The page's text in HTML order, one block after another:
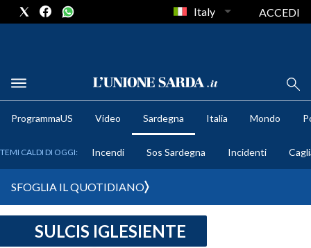
METEO
CRONACA SARDEGNA
Italy ACCEDI
ProgrammaUS Video Sardegna Italia Mondo
TEMI CALDI DI OGGI: Incendi Sos Sardegna Incidenti
SFOGLIA IL QUOTIDIANO
SULCIS IGLESIENTE